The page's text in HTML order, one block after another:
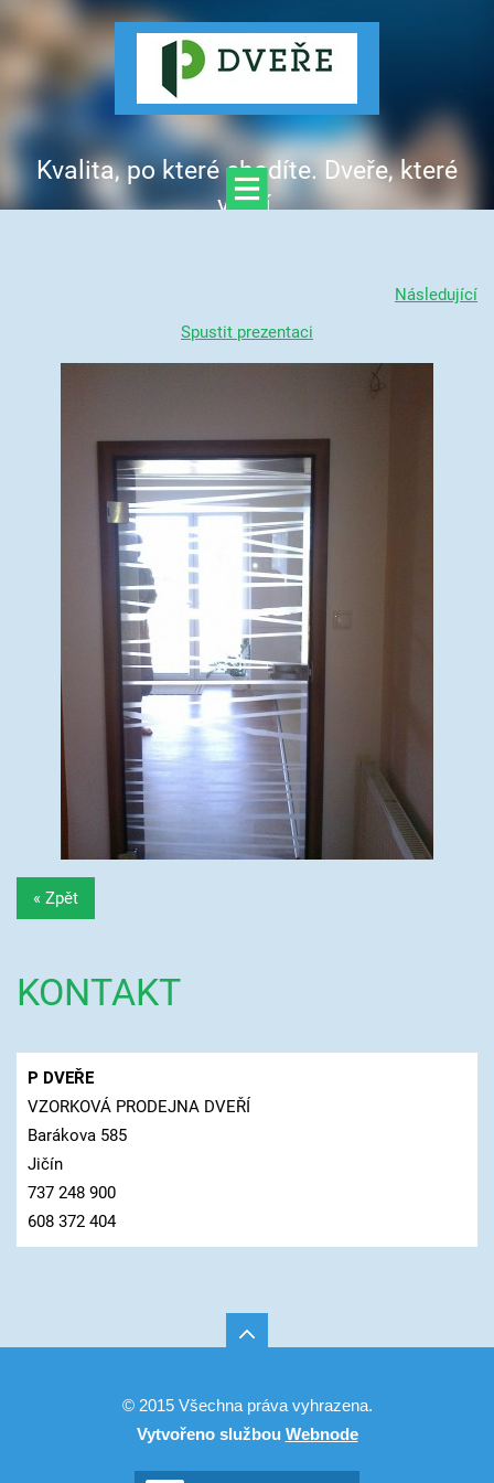
Kvalita, po které chodíte. Dveře, které
vítají.
Následující
Spustit prezentaci
« Zpět
KONTAKT
P DVEŘE
VZORKOVÁ PRODEJNA DVEŘÍ
Barákova 585
Jičín
737 248 900
608 372 404
© 2015 Všechna práva vyhrazena.
Vytvořeno službou Webnode